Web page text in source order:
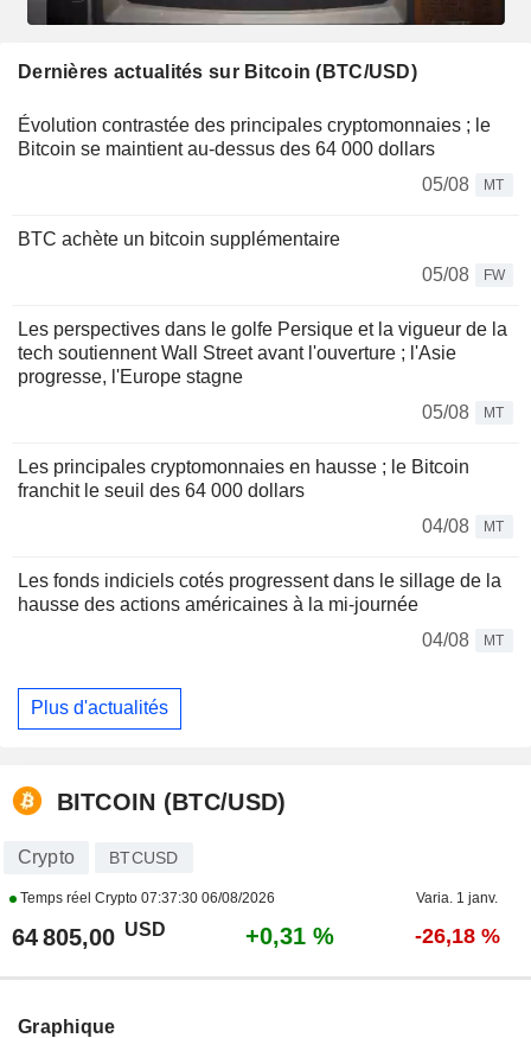
Dernières actualités sur Bitcoin (BTC/USD)
Évolution contrastée des principales cryptomonnaies ; le
Bitcoin se maintient au-dessus des 64 000 dollars
05/08
MT
BTC achète un bitcoin supplémentaire
05/08
FW
Les perspectives dans le golfe Persique et la vigueur de la
tech soutiennent Wall Street avant l'ouverture ; l'Asie
progresse, l'Europe stagne
05/08
MT
Les principales cryptomonnaies en hausse ; le Bitcoin
franchit le seuil des 64 000 dollars
04/08
MT
Les fonds indiciels cotés progressent dans le sillage de la
hausse des actions américaines à la mi-journée
04/08
MT
Plus d'actualités
BITCOIN (BTC/USD)
Crypto BTCUSD
Temps réel Crypto 07:37:30 06/08/2026 Varia. 1 janv.
64 805,00 USD +0,31 % -26,18 %
Graphique